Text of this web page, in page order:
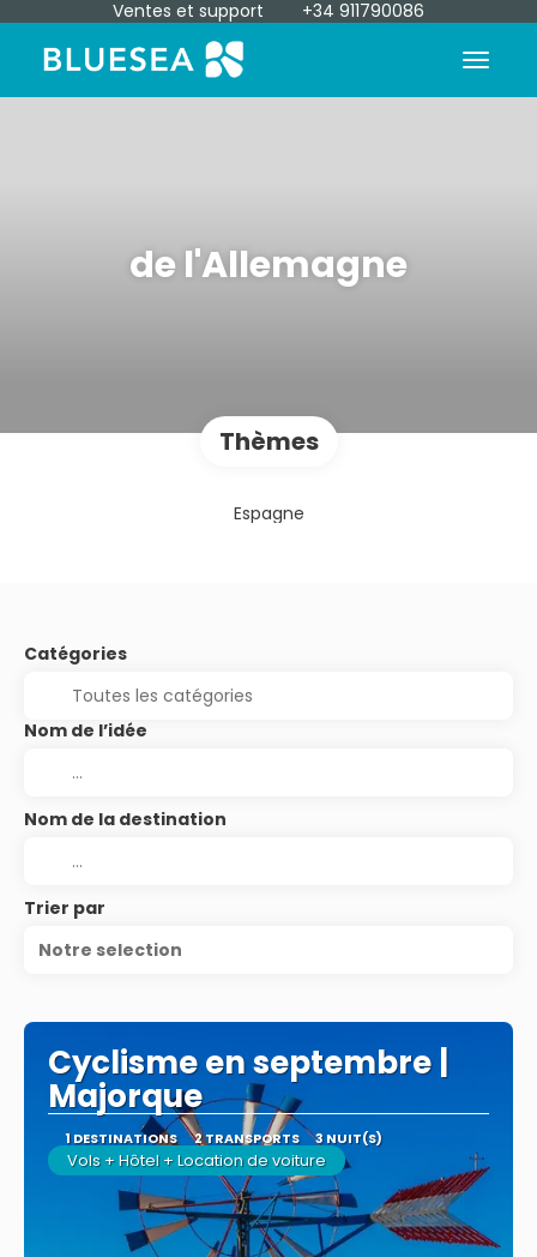
Ventes et support +34 911790086
de l'Allemagne
Thèmes
Espagne
Catégories
Nom de l’idée
Nom de la destination
Trier par
Notre selection
Cyclisme en septembre |
Majorque
1 DESTINATIONS 2 TRANSPORTS 3 NUIT(S)
Vols + Hôtel + Location de voiture